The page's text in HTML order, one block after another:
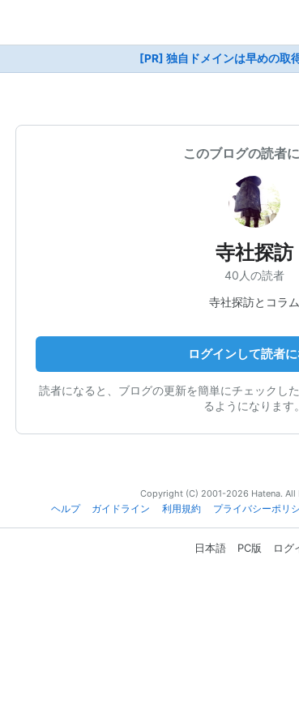
[PR] 独自ドメインは早めの取
このブログの読者
寺社探訪
40人の読者
寺社探訪とコラム
ログインして読者
読者になると、ブログの更新を簡単にチェックし
るようになります。
Copyright (C) 2001-2026 Hatena. All
ヘルプ
ガイドライン 利用規約 プライバシーポリ
日本語 PC版 ログ